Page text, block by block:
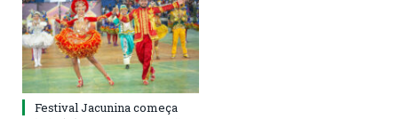
Festival Jacunina começa